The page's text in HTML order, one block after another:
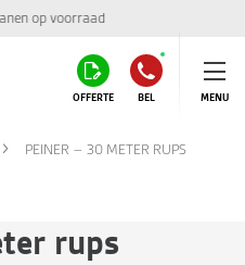
op voorraad
OFFERTE BEL MENU
PEINER – 30 METER RUPS
rups